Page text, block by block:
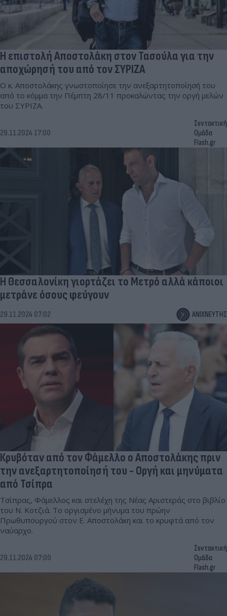
Η επιστολή Αποστολάκη στον Τασούλα για την
αποχώρησή του από τον ΣΥΡΙΖΑ
Ο κ. Αποστολάκης γνωστοποίησε την ανεξαρτητοποίησή του
από το κόμμα την Πέμπτη 28/11 προκαλώντας την οργή μελών
του ΣΥΡΙΖΑ.
29.11.2024 17:00
Συντακτική
Ομάδα
Flash.gr
Η Θεσσαλονίκη γιορτάζει το Μετρό αλλά κάποιοι
μετράνε όσους φεύγουν
29.11.2024 07:02 ΑΝΙΧΝΕΥΤΗΣ
Κρυβόταν από τον Φάμελλο ο Αποστολάκης πριν
την ανεξαρτητοποίησή του - Οργή και μηνύματα
από Τσίπρα
Τσίπρας, Φάμελλος και στελέχη της Νέας Αριστεράς στο βιβλίο
του Ν. Κοτζιά. Το οργισμένο μήνυμα του πρώην
Πρωθυπουργού στον Ε. Αποστολάκη και το κρυφτά από τον
ναύαρχο.
29.11.2024 07:00
Συντακτική
Ομάδα
Flash.gr